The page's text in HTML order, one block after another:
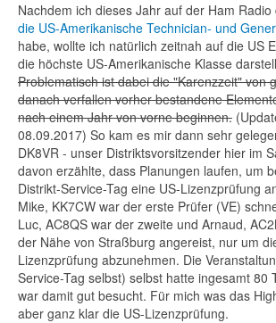
Nachdem ich dieses Jahr auf der Ham Radio
die US-Amerikanische Technician- und
habe, wollte ich natürlich zeitnah auf die US
die höchste US-Amerikanische Klasse
Problematisch ist dabei die "Karenzzeit" von
danach verfallen vorher bestandene
nach einem Jahr von vorne beginnen.
08.09.2017) So kam es mir dann sehr
DK8VR - unser Distriktsvorsitzender hier im
davon erzählte, dass Planungen laufen, um
Distrikt-Service-Tag eine US-Lizenzprüfung
Mike, KK7CW war der erste Prüfer (VE)
Luc, AC8QS war der zweite und Arnaud,
der Nähe von Straßburg angereist, nur um
Lizenzprüfung abzunehmen. Die
Service-Tag selbst) selbst hatte ingesamt 80
war damit gut besucht. Für mich was das
aber ganz klar die US-Lizenzprüfung.